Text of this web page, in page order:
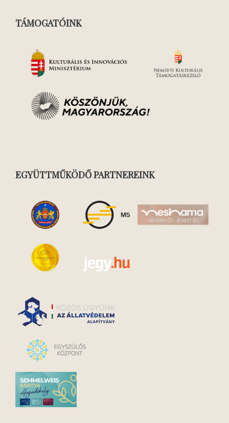
TÁMOGATÓINK
EGYÜTTMŰKÖDŐ PARTNEREINK